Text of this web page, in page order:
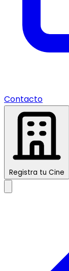
Contacto
Registra tu Cine